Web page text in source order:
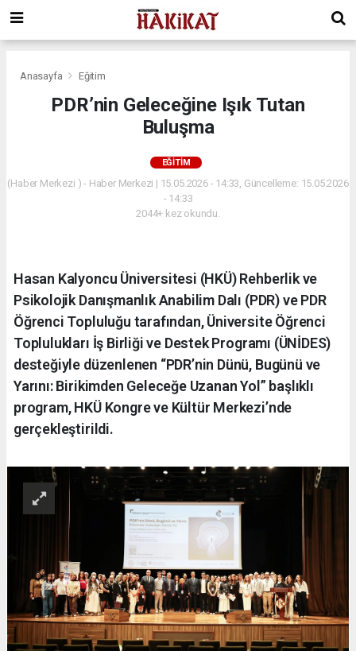
Anasayfa Eğitim
PDR’nin Geleceğine Işık Tutan
Buluşma
EĞITIM
(Haber Merkezi ) - Haber Merkezi | 15.05.2026 - 14:33, Güncelleme: 15.05.2026
- 14:33
2044+ kez okundu.
Hasan Kalyoncu Üniversitesi (HKÜ) Rehberlik ve
Psikolojik Danışmanlık Anabilim Dalı (PDR) ve PDR
Öğrenci Topluluğu tarafından, Üniversite Öğrenci
Toplulukları İş Birliği ve Destek Programı (ÜNİDES)
desteğiyle düzenlenen “PDR’nin Dünü, Bugünü ve
Yarını: Birikimden Geleceğe Uzanan Yol” başlıklı
program, HKÜ Kongre ve Kültür Merkezi’nde
gerçekleştirildi.